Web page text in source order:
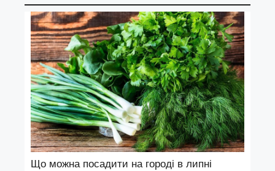
Що можна посадити на городі в липні